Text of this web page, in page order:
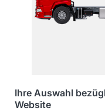
Ihre Auswahl
Website